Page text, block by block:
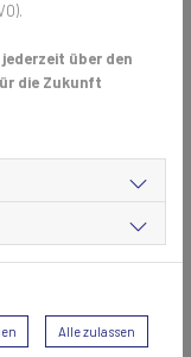
sind auch
wird.
Gelenkschmerzen
bei Infizierten nur
für
sein. Die
Kopfumfang,
über den
die Zukunft
Alle zulassen